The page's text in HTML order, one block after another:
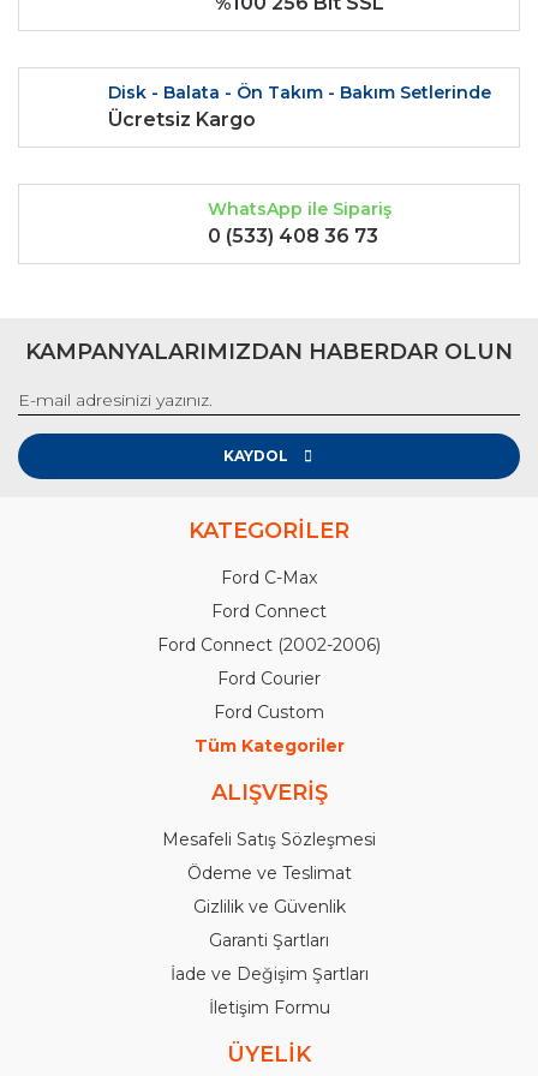
Disk - Balata - Ön Takım - Bakım Setlerinde
Ücretsiz Kargo
WhatsApp ile Sipariş
0 (533) 408 36 73
KAMPANYALARIMIZDAN HABERDAR OLUN
KAYDOL
KATEGORİLER
Ford C-Max
Ford Connect
Ford Connect (2002-2006)
Ford Courier
Ford Custom
Tüm Kategoriler
ALIŞVERİŞ
Mesafeli Satış Sözleşmesi
Ödeme ve Teslimat
Gizlilik ve Güvenlik
Garanti Şartları
İade ve Değişim Şartları
İletişim Formu
ÜYELİK